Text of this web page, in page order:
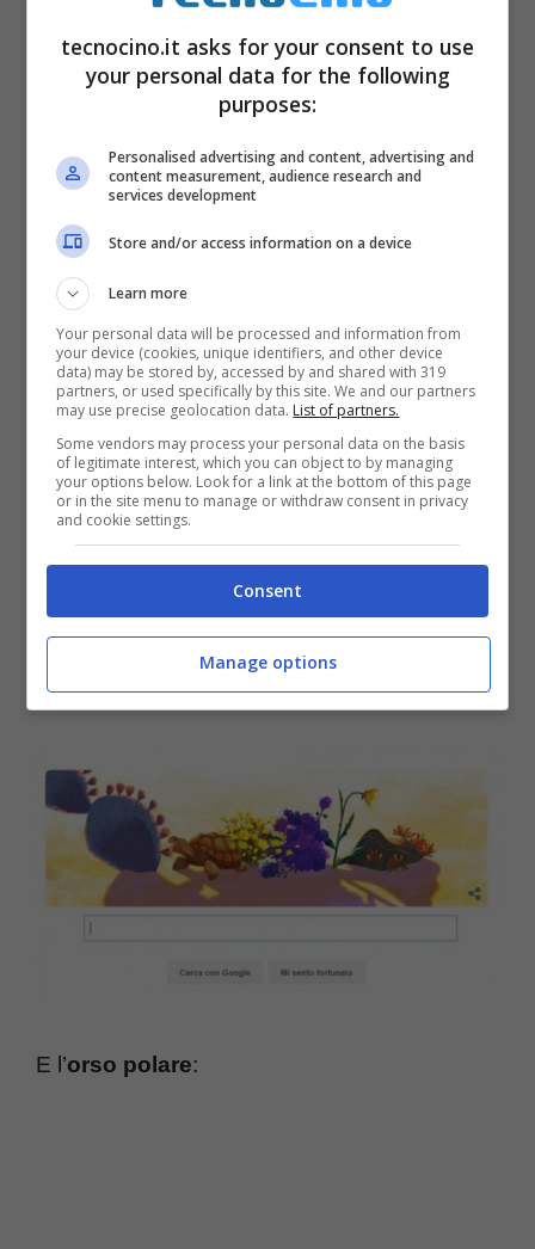
Latartaruga:
E l’orso polare:
tecnocino.it asks for your consent to use
your personal data for the following
purposes:
Personalised advertising and content, advertising and
content measurement, audience research and
services development
Store and/or access information on a device
Learn more
Your personal data will be processed and information from
your device (cookies, unique identifiers, and other device
data) may be stored by, accessed by and shared with 319
partners, or used specifically by this site. We and our partners
may use precise geolocation data. List of partners.
Some vendors may process your personal data on the basis
of legitimate interest, which you can object to by managing
your options below. Look for a link at the bottom of this page
or in the site menu to manage or withdraw consent in privacy
and cookie settings.
Consent
Manage options